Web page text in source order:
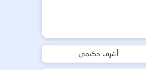
أشرف حكيمي